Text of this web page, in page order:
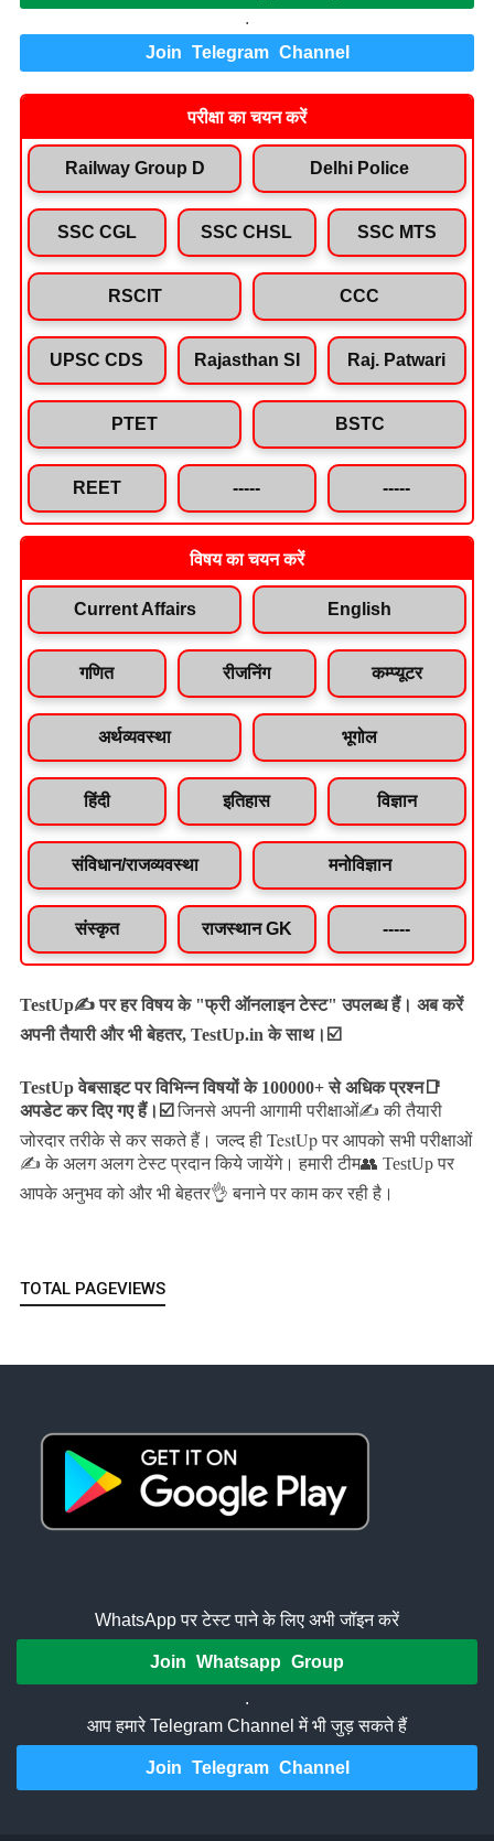
.
Join Telegram Channel
परीक्षा का चयन करें
Railway Group D Delhi Police
SSC CGL SSC CHSL SSC MTS
RSCIT CCC
UPSC CDS Rajasthan SI Raj. Patwari
PTET BSTC
REET ----- -----
विषय का चयन करें
Current Affairs English
गणित रीजनिंग कम्प्यूटर
अर्थव्यवस्था भूगोल
हिंदी इतिहास विज्ञान
संविधान/राजव्यवस्था मनोविज्ञान
संस्कृत राजस्थान GK -----
TestUp✍️ पर हर विषय के "फ्री ऑनलाइन टेस्ट" उपलब्ध हैं। अब करें
अपनी तैयारी और भी बेहतर, TestUp.in के साथ।☑️
TestUp वेबसाइट पर विभिन्न विषयों के 100000+ से अधिक प्रश्न📑
अपडेट कर दिए गए हैं। ☑️ जिनसे अपनी आगामी परीक्षाओं✍️ की तैयारी
जोरदार तरीके से कर सकते हैं।जल्द ही TestUp पर आपको सभी परीक्षाओं
✍️ के अलग अलग टेस्ट प्रदान किये जायेंगे। हमारी टीम👥 TestUp पर
आपके अनुभव को और भी बेहतर👌 बनाने पर काम कर रही है।
TOTAL PAGEVIEWS
WhatsApp पर टेस्ट पाने के लिए अभी जॉइन करें
Join Whatsapp Group
.
आप हमारे Telegram Channel में भी जुड़ सकते हैं
Join Telegram Channel